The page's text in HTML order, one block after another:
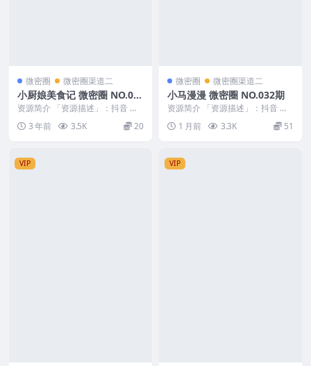
微密圈 微密圈渠道二
小厨娘美食记 微密圈 NO.01
8期 最新至：2023.8.17
资源简介 「资源描述」：抖音 小
厨娘美食记 微密圈 NO.018期 【1
1P】最...
3 年前 3.5K 20
微密圈 微密圈渠道二
小马漫漫 微密圈 NO.032期
资源简介 「资源描述」：抖音 小
马漫漫 微密圈 NO.032期 【22P2
V】 ...1 月前 3.3K 51
VIP VIP